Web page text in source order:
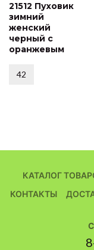
21512 Пуховик
зимний
женский
черный с
оранжевым
42
КАТАЛОГ
КОНТАКТЫ